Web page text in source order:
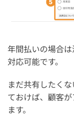
年間払いの場合
対応可能です。
まだ共有したく
ておけば、顧客
ます。